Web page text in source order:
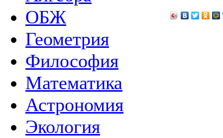
ОБЖ
Геометрия
Философия
Математика
Астрономия
Экология